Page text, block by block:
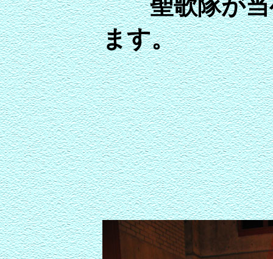
聖歌隊が
ます。